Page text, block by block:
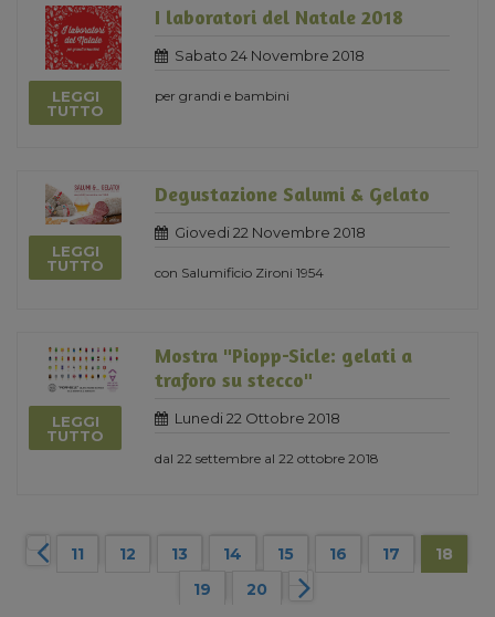
LEGGI
TUTTO
I laboratori del Natale 2018
Sabato 24 Novembre 2018
per grandi e bambini
LEGGI
TUTTO
Degustazione Salumi & Gelato
Giovedi 22 Novembre 2018
con Salumificio Zironi 1954
LEGGI
TUTTO
Mostra "Piopp-Sicle: gelati a
traforo su stecco"
Lunedi 22 Ottobre 2018
dal 22 settembre al 22 ottobre 2018
11 12 13 14 15 16 17
18
19
20